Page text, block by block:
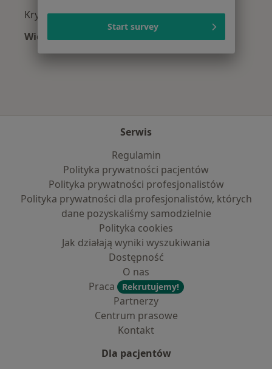
Kryzys emocjonalny w Zielonej Górze
Więcej (15)
Więcej w kategorii: Najczęście leczone
Serwis
Regulamin
Polityka prywatności pacjentów
Polityka prywatności profesjonalistów
Polityka prywatności dla profesjonalistów, których
dane pozyskaliśmy samodzielnie
Polityka cookies
Jak działają wyniki wyszukiwania
Dostępność
O nas
Praca
Rekrutujemy!
Partnerzy
Centrum prasowe
Kontakt
Dla pacjentów
Start survey